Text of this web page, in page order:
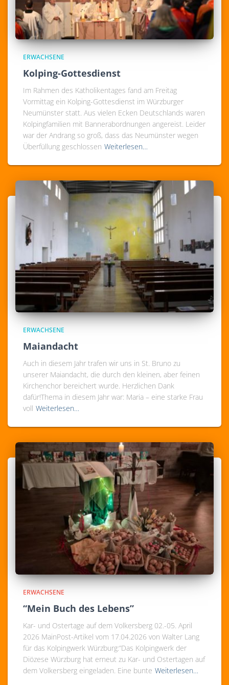
ERWACHSENE
Kolping-Gottesdienst
Im Rahmen des Katholikentages fand am Freitag
Vormittag ein Kolping-Gottesdienst im Würzburger
Neumünster statt. Aus vielen Ecken Deutschlands waren
Kolpingfamilien mit Bannerabordnungen angereist. Leider
war der Andrang so groß, dass das Neumünster wegen
Überfüllung geschlossen Weiterlesen…
ERWACHSENE
Maiandacht
Auch in diesem Jahr trafen wir uns in St. Bruno zu
unserer Maiandacht, die durch den kleinen, aber feinen
Kirchenchor bereichert wurde. Herzlichen Dank
dafür!Thema in diesem Jahr war: Maria – eine starke Frau
voll Weiterlesen…
ERWACHSENE
“Mein Buch des Lebens”
Kar- und Ostertage auf dem Volkersberg 02.-05. April
2026 MainPost-Artikel vom 17.04.2026 von Walter Lang
für das Kolpingwerk Würzburg:“Das Kolpingwerk der
Diözese Würzburg hat erneut zu Kar- und Ostertagen auf
dem Volkersberg eingeladen. Eine bunte Weiterlesen…